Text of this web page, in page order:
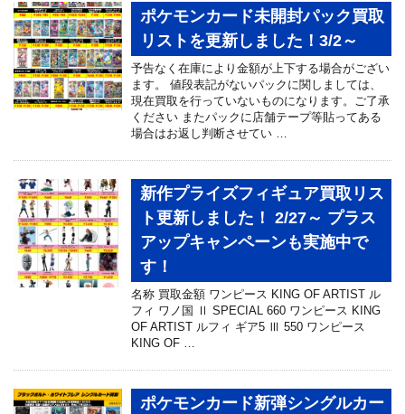
ポケモンカード未開封パック買取
リストを更新しました！3/2～
予告なく在庫により金額が上下する場合がござい
ます。 値段表記がないパックに関しましては、
現在買取を行っていないものになります。ご了承
ください またパックに店舗テープ等貼ってある
場合はお返し判断させてい …
新作プライズフィギュア買取リス
ト更新しました！ 2/27～ プラス
アップキャンペーンも実施中で
す！
名称 買取金額 ワンピース KING OF ARTIST ル
フィ ワノ国 Ⅱ SPECIAL 660 ワンピース KING
OF ARTIST ルフィ ギア5 Ⅲ 550 ワンピース
KING OF …
ポケモンカード新弾シングルカー